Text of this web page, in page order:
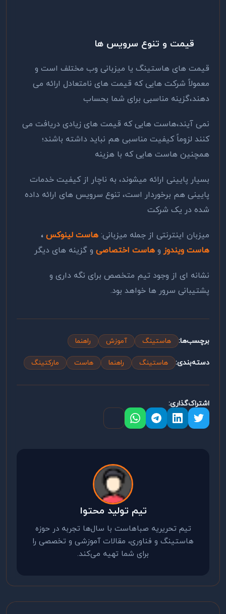
قیمت و تنوع سرویس ها
قیمت های هاستینگ یا میزبانی وب مختلف است و
معمولاً شرکت هایی که قیمت های نامتعادل ارائه می
دهند،گزینه مناسبی برای شما بحساب
نمی آیند،هاست هایی که قیمت های زیادی دریافت می
کنند لزوماً کیفیت مناسبی هم نباید داشته باشند؛
همچنین هاست هایی که با هزینه
بسیار پایینی ارائه میشوند، به ناچار از کیفیت خدمات
پایینی هم برخوردار است، تنوع سرویس های ارائه داده
شده در یک شرکت
میزبان اینترنتی از جمله میزبانی: هاست لینوکس ،
هاست ویندوز و هاست اختصاصی و گزینه های دیگر
نشانه ای از وجود تیم متخصص برای نگه داری و
پشتیبانی سرور ها خواهد بود.
برچسب‌ها: هاستینگ آموزش راهنما
دسته‌بندی: هاستینگ راهنما هاست مارکتینگ
اشتراک‌گذاری:
تیم تولید محتوا
تیم تحریریه صباهاست با سال‌ها تجربه در حوزه
هاستینگ و فناوری، مقالات آموزشی و تخصصی را
برای شما تهیه می‌کند.